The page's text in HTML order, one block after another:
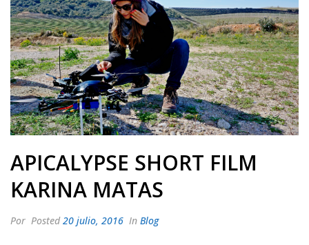
APICALYPSE SHORT FILM
KARINA MATAS
Por Posted20 julio, 2016 In Blog